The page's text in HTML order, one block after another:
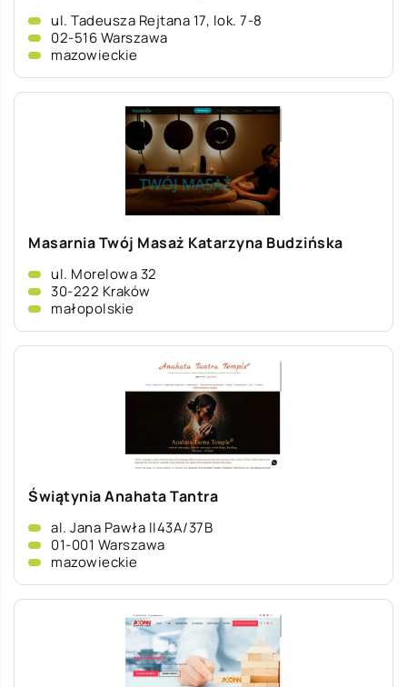
ul. Tadeusza Rejtana 17, lok. 7-8
02-516 Warszawa
mazowieckie
Masarnia Twój Masaż Katarzyna Budzińska
ul. Morelowa 32
30-222 Kraków
małopolskie
Świątynia Anahata Tantra
al. Jana Pawła II43A/37B
01-001 Warszawa
mazowieckie